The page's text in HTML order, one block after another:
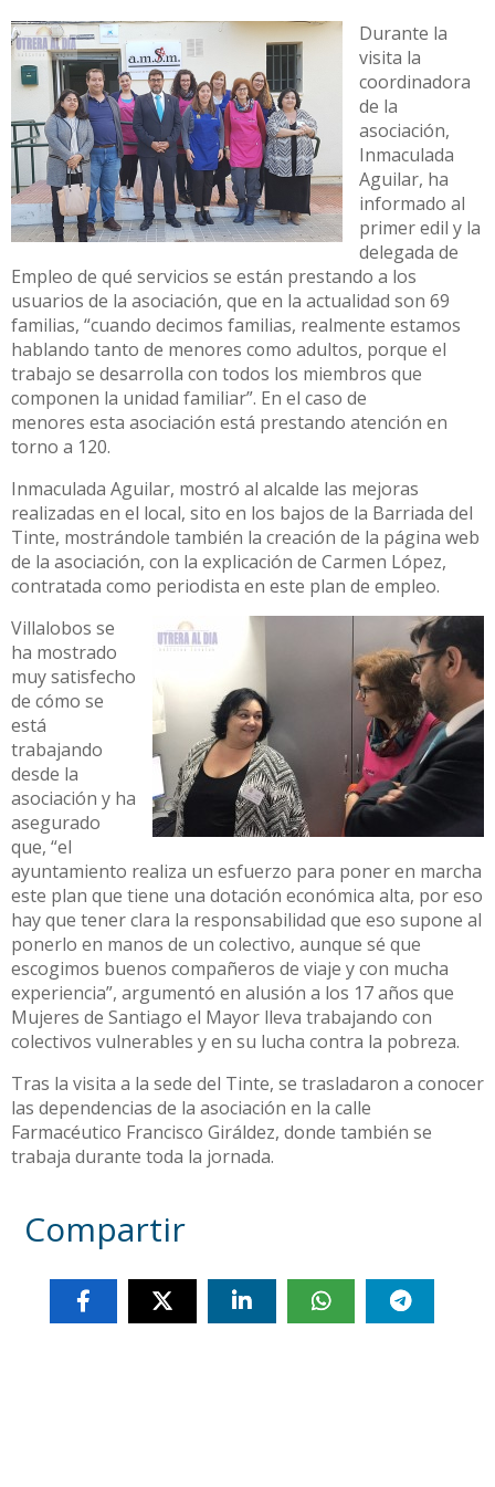
Durante la
visita la
coordinadora
de la
asociación,
Inmaculada
Aguilar, ha
informado al
primer edil y la
delegada de
Empleo de qué servicios se están prestando a los
usuarios de la asociación, que en la actualidad son 69
familias, “cuando decimos familias, realmente estamos
hablando tanto de menores como adultos, porque el
trabajo se desarrolla con todos los miembros que
componen la unidad familiar”. En el caso de
menores esta asociación está prestando atención en
torno a 120.
Inmaculada Aguilar, mostró al alcalde las mejoras
realizadas en el local, sito en los bajos de la Barriada del
Tinte, mostrándole también la creación de la página web
de la asociación, con la explicación de Carmen López,
contratada como periodista en este plan de empleo.
Villalobos se
ha mostrado
muy satisfecho
de cómo se
está
trabajando
desde la
asociación y ha
asegurado
que, “el
ayuntamiento realiza un esfuerzo para poner en marcha
este plan que tiene una dotación económica alta, por eso
hay que tener clara la responsabilidad que eso supone al
ponerlo en manos de un colectivo, aunque sé que
escogimos buenos compañeros de viaje y con mucha
experiencia”, argumentó en alusión a los 17 años que
Mujeres de Santiago el Mayor lleva trabajando con
colectivos vulnerables y en su lucha contra la pobreza.
Tras la visita a la sede del Tinte, se trasladaron a conocer
las dependencias de la asociación en la calle
Farmacéutico Francisco Giráldez, donde también se
trabaja durante toda la jornada.
Compartir